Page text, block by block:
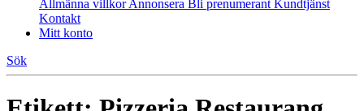
Allmänna villkorAnnonsera Bli prenumerant Kundtjänst
Kontakt
Mitt konto
Sök